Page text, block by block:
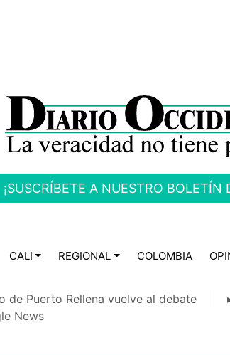
¡SUSCRÍBETE A NUESTRO BOLETÍN
CALI REGIONAL COLOMBIA
de Puerto Rellena vuelve al debate
News